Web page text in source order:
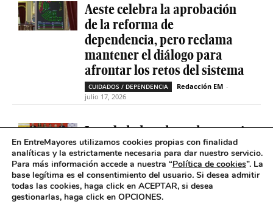
Aeste celebra la aprobación
de la reforma de
dependencia, pero reclama
mantener el diálogo para
afrontar los retos del sistema
CUIDADOS / DEPENDENCIA Redacción EM -
julio 17, 2026
La soledad no deseada es casi
cinco veces superior entre
personas que tienen
problemas de salud mental
SOLEDAD NO DESEADA Redacción EM
En EntreMayores utilizamos cookies propias con finalidad
analíticas y la estrictamente necesaria para dar nuestro servicio.
Para más información accede a nuestra “Política de cookies”. La
base legítima es el consentimiento del usuario. Si desea admitir
todas las cookies, haga click en ACEPTAR, si desea
gestionarlas, haga click en OPCIONES.